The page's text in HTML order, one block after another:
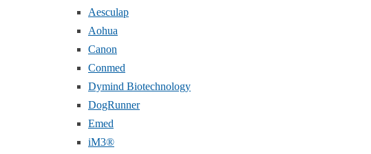
Aesculap
Aohua
Canon
Conmed
Dymind Biotechnology
DogRunner
Emed
iM3®️